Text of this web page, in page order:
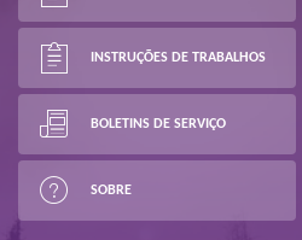
INSTRUÇÕES DE TRABALHOS
BOLETINS DE SERVIÇO
SOBRE